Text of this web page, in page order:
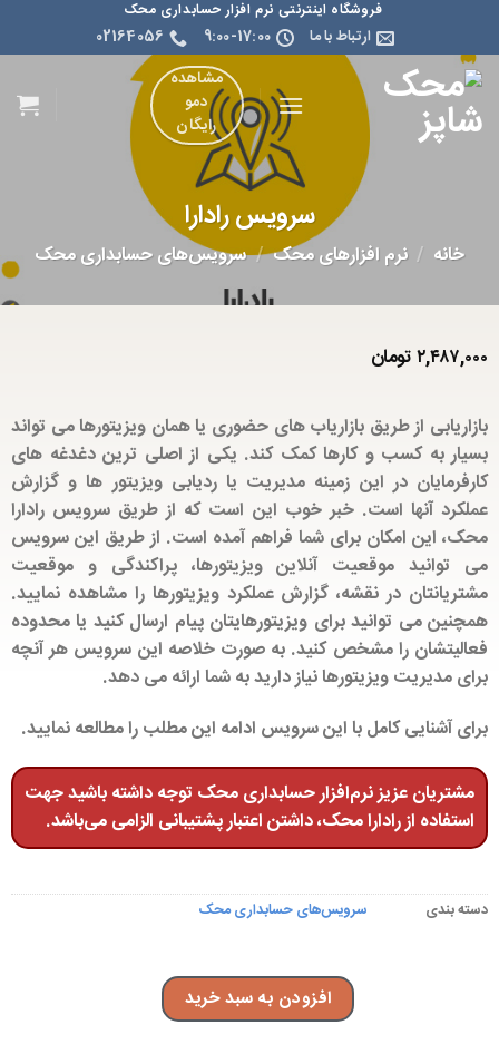
فروشگاه اینترنتی نرم افزار حسابداری محک
ارتباط با ما 9:00-17:00
02164056
مشاهده
دمو
رایگان
سرویس رادارا
خانه / نرم افزارهای محک / سرویس‌های حسابداری محک
۲,۴۸۷,۰۰۰تومان
بازاریابی از طریق بازاریاب های حضوری یا همان ویزیتورها می تواند
بسیار به کسب و کارها کمک کند. یکی از اصلی ترین دغدغه های
کارفرمایان در این زمینه مدیریت یا ردیابی ویزیتور ها و گزارش
عملکرد آنها است. خبر خوب این است که از طریق سرویس رادارا
محک، این امکان برای شما فراهم آمده است. از طریق این سرویس
می توانید موقعیت آنلاین ویزیتورها، پراکندگی و موقعیت
مشتریانتان در نقشه، گزارش عملکرد ویزیتورها را مشاهده نمایید.
همچنین می توانید برای ویزیتورهایتان پیام ارسال کنید یا محدوده
فعالیتشان را مشخص کنید. به صورت خلاصه این سرویس هر آنچه
برای مدیریت ویزیتورها نیاز دارید به شما ارائه می دهد.
برای آشنایی کامل با این سرویس ادامه این مطلب را مطالعه نمایید.
مشتریان عزیز نرم‌افزار حسابداری محک توجه داشته باشید جهت
استفاده از رادارا محک، داشتن اعتبار پشتیبانی الزامی می‌باشد.
دسته بندی سرویس‌های حسابداری محک
افزودن به سبد خرید